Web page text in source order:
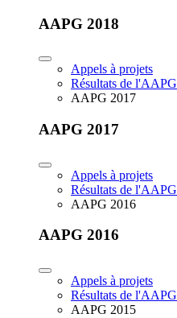
AAPG 2018
Appels à projets
Résultats de l'AAPG
AAPG 2017
AAPG 2017
Appels à projets
Résultats de l'AAPG
AAPG 2016
AAPG 2016
Appels à projets
Résultats de l'AAPG
AAPG 2015